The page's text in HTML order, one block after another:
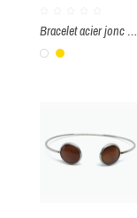
Bracelet acier jonc à graver
Blanc
Or